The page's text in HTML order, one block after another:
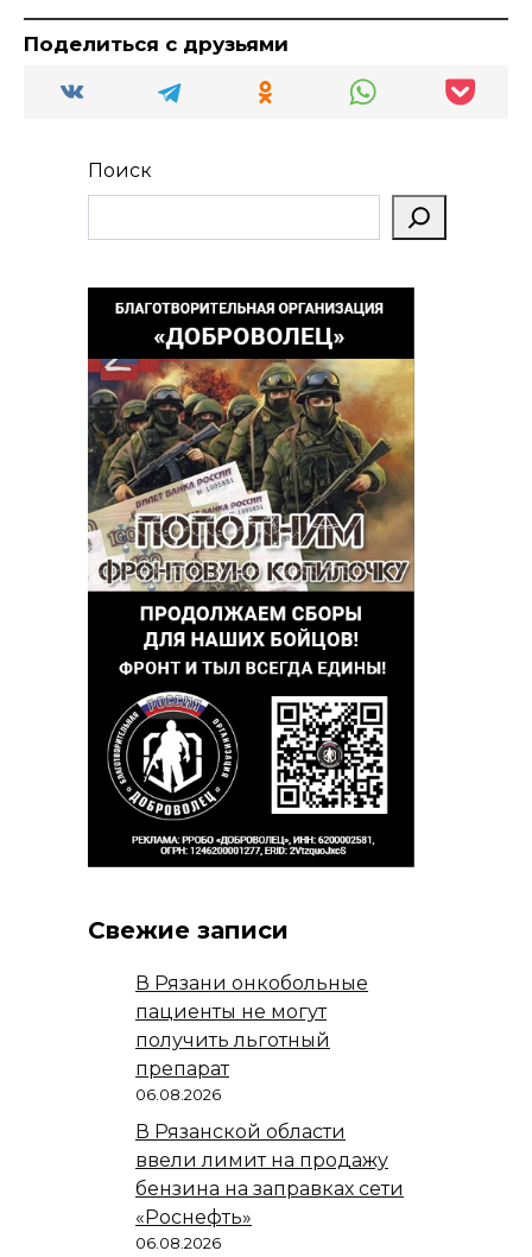
Поделиться с друзьями
Поиск
Свежие записи
В Рязани онкобольные
пациенты не могут
получить льготный
препарат
06.08.2026
В Рязанской области
ввели лимит на продажу
бензина на заправках сети
«Роснефть»
06.08.2026